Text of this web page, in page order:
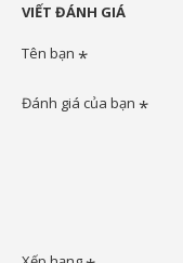
VIẾT ĐÁNH GIÁ
Tên bạn
Đánh giá của bạn